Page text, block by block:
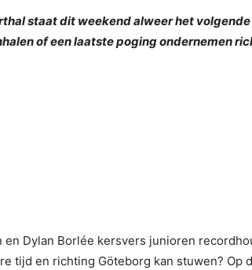
staat dit weekend alweer het
of een laatste poging ondernemen
Dylan Borlée kersvers junioren
tijd en richting Göteborg kan stuwen? Op